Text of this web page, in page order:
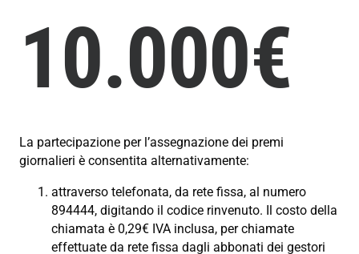
10.000€
La partecipazione per l’assegnazione dei premi
giornalieri è consentita alternativamente:
attraverso telefonata, da rete fissa, al numero
894444, digitando il codice rinvenuto. Il costo della
chiamata è 0,29€ IVA inclusa, per chiamate
effettuate da rete fissa dagli abbonati dei gestori